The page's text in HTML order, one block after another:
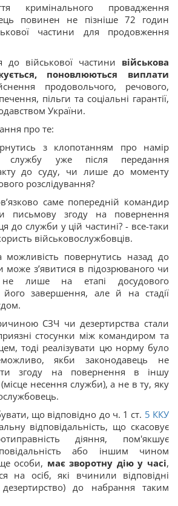
кримінального провадження
повинен не пізніше 72 годин
частини для продовження
військової частини військова
поновлюються виплати
продовольчого, речового,
пільги та соціальні гарантії,
України.
про те:
з клопотанням про намір
службу уже після передання
до суду, чи лише до моменту
розслідування?
саме попередній командир
письмову згоду на повернення
до служби у цій частині? - все-таки
військовослужбовців.
повернутись назад до
може з’явитися в підозрюваного чи
не лише на етапі досудового
його завершення, але й на стадії
СЗЧ чи дезертирства стали
стосунки між командиром та
тоді реалізувати цю норму було
якби законодавець не
згоду на повернення в іншу
несення служби), а не в ту, яку
що відповідно до ч. 1 ст. 5 ККУ
відповідальність, що скасовує
діяння, пом'якшує
або іншим чином
особи, має зворотну дію у часі,
на осіб, які вчинили відповідні
до набрання таким